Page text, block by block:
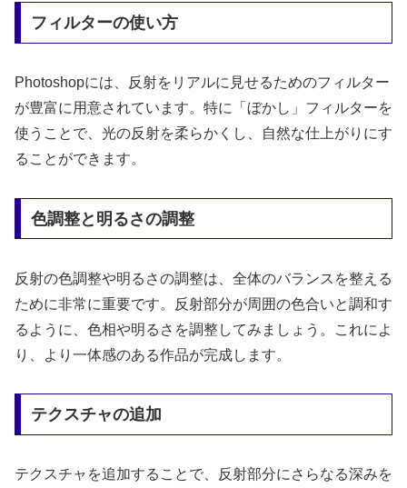
フィルターの使い方
Photoshopには、反射をリアルに見せるためのフィルター
が豊富に用意されています。特に「ぼかし」フィルターを
使うことで、光の反射を柔らかくし、自然な仕上がりにす
ることができます。
色調整と明るさの調整
反射の色調整や明るさの調整は、全体のバランスを整える
ために非常に重要です。反射部分が周囲の色合いと調和す
るように、色相や明るさを調整してみましょう。これによ
り、より一体感のある作品が完成します。
テクスチャの追加
テクスチャを追加することで、反射部分にさらなる深みを